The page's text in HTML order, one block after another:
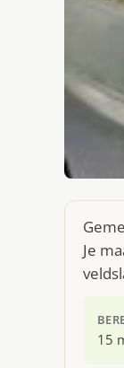
Je
15